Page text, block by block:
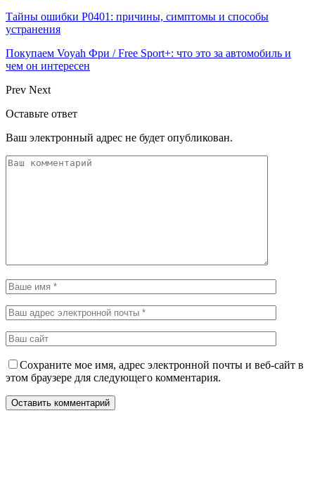
Тайны ошибки P0401: причины, симптомы и способы
устранения
Покупаем Voyah Фри / Free Sport+: что это за автомобиль и
чем он интересен
Prev Next
Оставьте ответ
Ваш электронный адрес не будет опубликован.
Сохраните мое имя, адрес электронной почты и веб-сайт в
этом браузере для следующего комментария.